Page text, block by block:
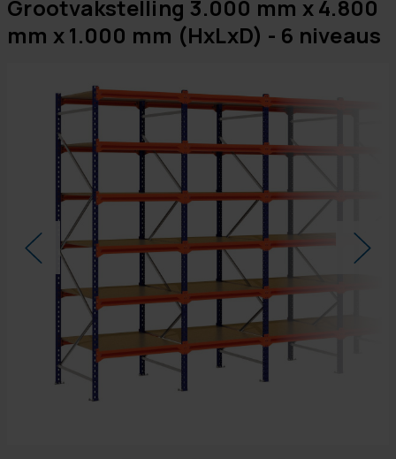
Grootvakstelling 3.000 mm x 4.800
mm x 1.000 mm (HxLxD) - 6 niveaus